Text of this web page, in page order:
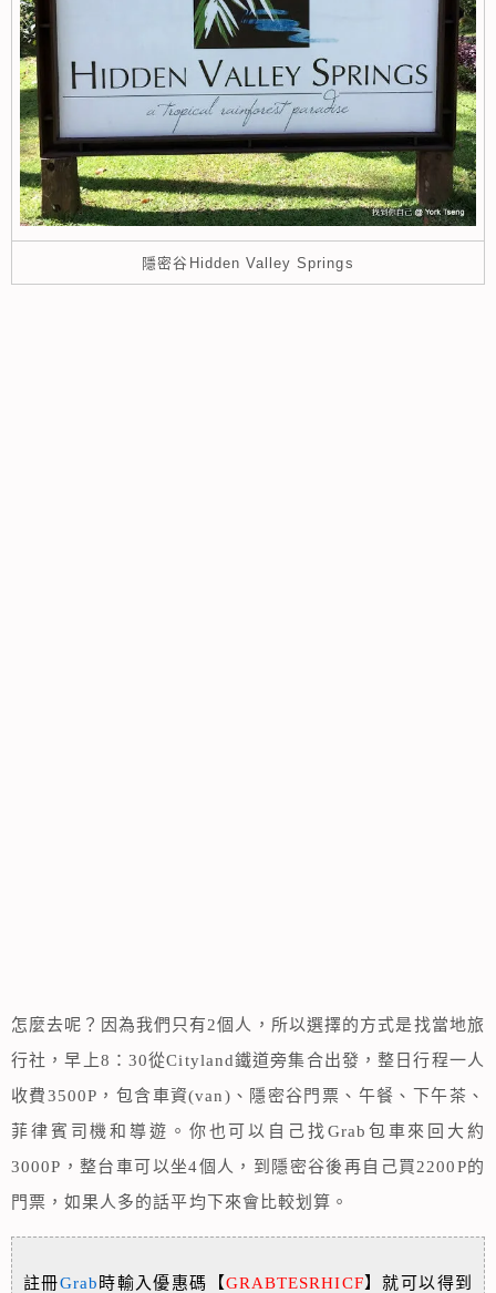
隱密谷Hidden Valley Springs
怎麼去呢？因為我們只有2個人，所以選擇的方式是找當地旅
行社，早上8：30從Cityland鐵道旁集合出發，整日行程一人
收費3500P，包含車資(van)、隱密谷門票、午餐、下午茶、
菲律賓司機和導遊。你也可以自己找Grab包車來回大約
3000P，整台車可以坐4個人，到隱密谷後再自己買2200P的
門票，如果人多的話平均下來會比較划算。
註冊Grab 時輸入優惠碼【GRABTESRHICF】就可以得到